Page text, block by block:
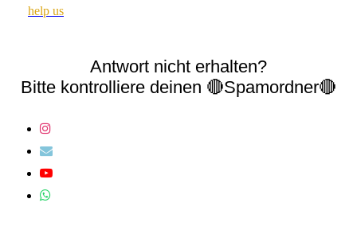
help us
Antwort nicht erhalten?
Bitte kontrolliere deinen 🔴Spamordner🔴